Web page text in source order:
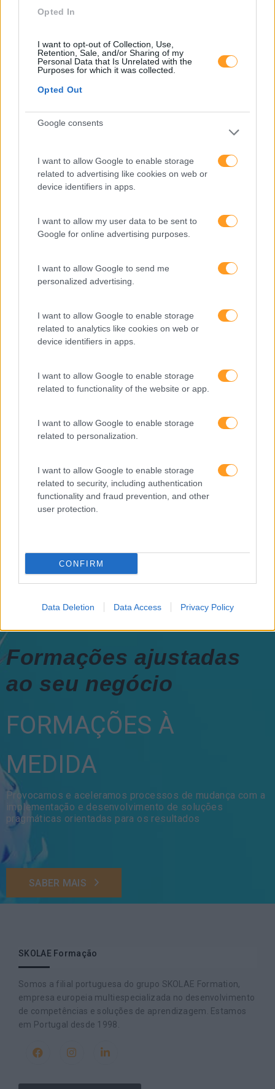
Opted In
I want to opt-out of Collection, Use,
Retention, Sale, and/or Sharing of my
Personal Data that Is Unrelated with the
Purposes for which it was collected.
Opted Out
Google consents
I want to allow Google to enable storage
related to advertising like cookies on web or
device identifiers in apps.
I want to allow my user data to be sent to
Google for online advertising purposes.
I want to allow Google to send me
personalized advertising.
I want to allow Google to enable storage
related to analytics like cookies on web or
device identifiers in apps.
I want to allow Google to enable storage
related to functionality of the website or app.
I want to allow Google to enable storage
related to personalization.
I want to allow Google to enable storage
related to security, including authentication
functionality and fraud prevention, and other
user protection.
CONFIRM
Data Deletion Data Access Privacy Policy
O management e a estrutura de recursos humanos do Grupo
non Basta consideram crucial, desde o início do
‘institucionalizar’ uma academia corporativa no âmbito da sua
política de recursos humanos, evitando redundâncias nos
pragmatismo organizacional e a necessidade de documentar
percursos de aprendizagem.
VER BUSINESS CASE
Deixe-se inspirar com o business case
Associação Portuguesa de Administradores Hospitalares no
âmbito da construção da oferta formativa dos seus
associados e respetiva operacionalização e comunicação.
VER BUSINESS CASE
PEÇA-NOS UMA PROPOSTA
Formações ajustadas
ao seu negócio
FORMAÇÕES À
MEDIDA
Provocamos e aceleramos processos de mudança com a
implementação e desenvolvimento de soluções
pragmáticas orientadas para os resultados
SABER MAIS
SKOLAE Formação
Somos a filial portuguesa do grupo SKOLAE Formation,
empresa europeia multiespecializada no desenvolvimento
de competências e soluções de aprendizagem. Estamos
em Portugal desde 1998.